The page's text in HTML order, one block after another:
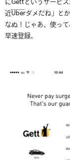
近Uberダメだね」と
なぬ！じゃあ、使っ
早速登録。